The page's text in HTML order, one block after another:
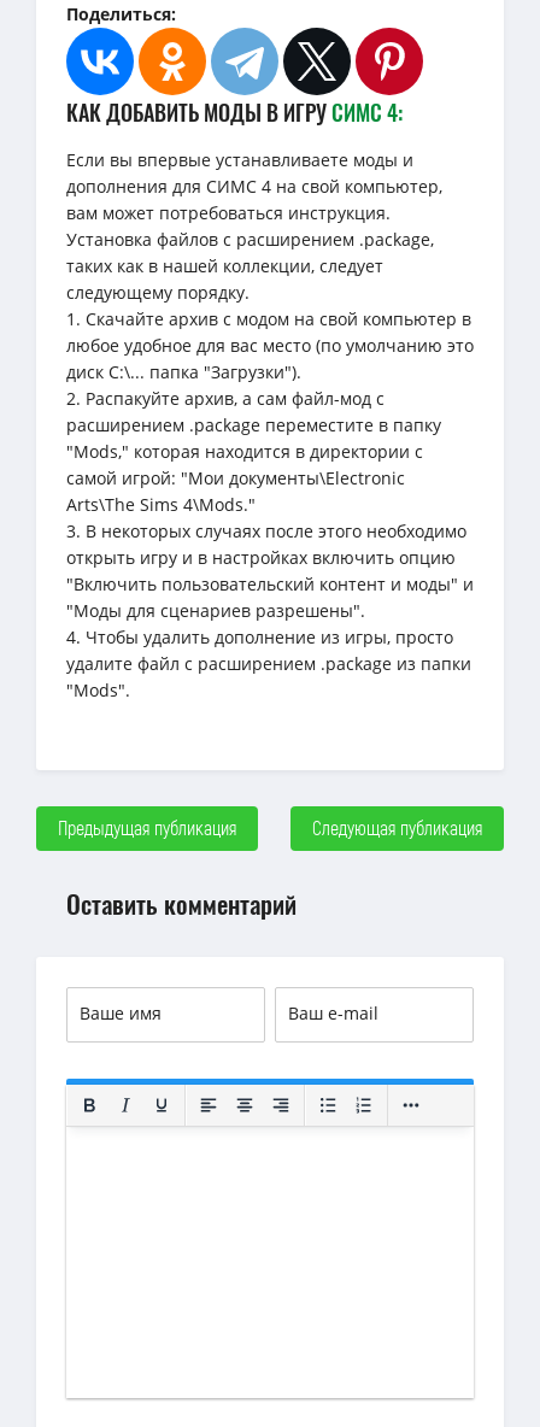
Поделиться:
КАК ДОБАВИТЬ МОДЫ В ИГРУСИМС 4:
Если вы впервые устанавливаете моды и
дополнения для СИМС 4 на свой компьютер,
вам может потребоваться инструкция.
Установка файлов с расширением .package,
таких как в нашей коллекции, следует
следующему порядку.
1. Скачайте архив с модом на свой компьютер в
любое удобное для вас место (по умолчанию это
диск C:\... папка "Загрузки").
2. Распакуйте архив, а сам файл-мод с
расширением .package переместите в папку
"Mods," которая находится в директории с
самой игрой: "Мои документы\Electronic
Arts\The Sims 4\Mods."
3. В некоторых случаях после этого необходимо
открыть игру и в настройках включить опцию
"Включить пользовательский контент и моды" и
"Моды для сценариев разрешены".
4. Чтобы удалить дополнение из игры, просто
удалите файл с расширением .package из папки
"Mods".
Предыдущая публикация Следующая публикация
Оставить комментарий